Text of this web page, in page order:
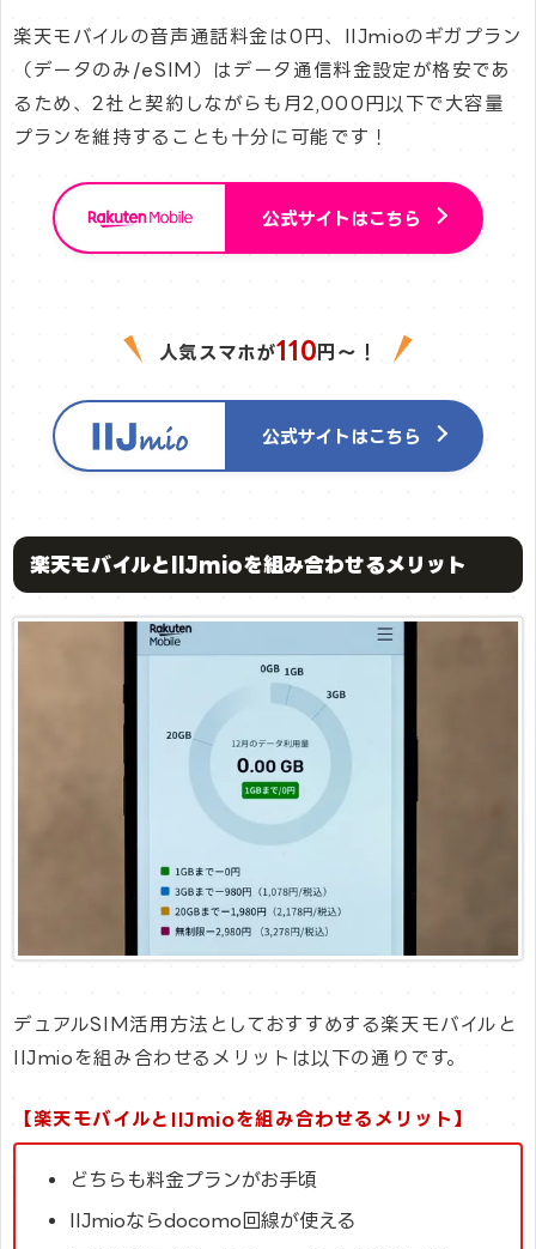
楽天モバイルの音声通話料金は0円、IIJmioのギガプラン
（データのみ/eSIM）はデータ通信料金設定が格安であ
るため、2社と契約しながらも月2,000円以下で大容量
プランを維持することも十分に可能です！
公式サイトはこちら
人気スマホが110 円〜！
公式サイトはこちら
楽天モバイルとIIJmioを組み合わせるメリット
デュアルSIM活用方法としておすすめする楽天モバイルと
IIJmioを組み合わせるメリットは以下の通りです。
【楽天モバイルとIIJmioを組み合わせるメリット】
どちらも料金プランがお手頃
IIJmioならdocomo回線が使える